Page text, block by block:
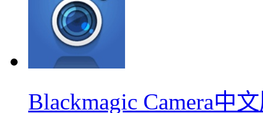
Blackmagic Camera中